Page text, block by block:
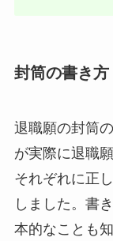
封筒の書き
退職願の封筒
が実際に退職
それぞれに正
しました。書
本的なことも